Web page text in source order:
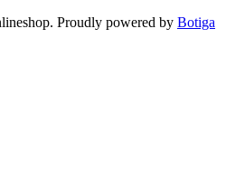
Proudly powered by Botiga